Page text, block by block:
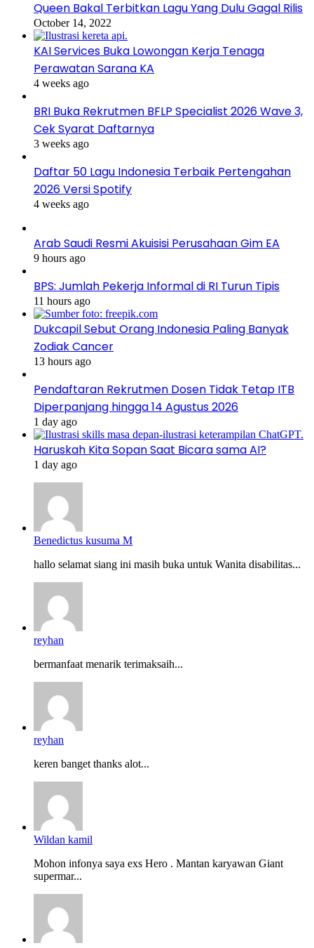
Queen Bakal Terbitkan Lagu Yang Dulu Gagal Rilis
October 14, 2022
KAI Services Buka Lowongan Kerja Tenaga
Perawatan Sarana KA
4 weeks ago
BRI Buka Rekrutmen BFLP Specialist 2026 Wave 3,
Cek Syarat Daftarnya
3 weeks ago
Daftar 50 Lagu Indonesia Terbaik Pertengahan
2026 Versi Spotify
4 weeks ago
Arab Saudi Resmi Akuisisi Perusahaan Gim EA
9 hours ago
BPS: Jumlah Pekerja Informal di RI Turun Tipis
11 hours ago
Dukcapil Sebut Orang Indonesia Paling Banyak
Zodiak Cancer
13 hours ago
Pendaftaran Rekrutmen Dosen Tidak Tetap ITB
Diperpanjang hingga 14 Agustus 2026
1 day ago
Haruskah Kita Sopan Saat Bicara sama AI?
1 day ago
Benedictus kusuma M
hallo selamat siang ini masih buka untuk Wanita disabilitas...
reyhan
bermanfaat menarik terimaksaih...
reyhan
keren banget thanks alot...
Wildan kamil
Mohon infonya saya exs Hero . Mantan karyawan Giant
supermar...